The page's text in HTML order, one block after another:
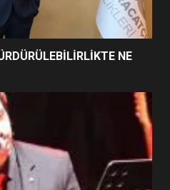
BELEDİYESPOR’DA
NASIL
NE